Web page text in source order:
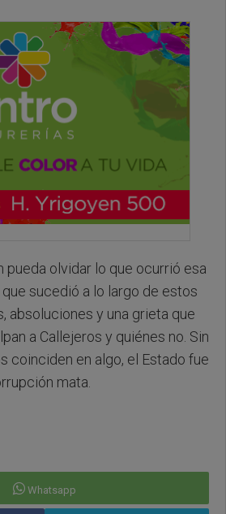
pueda olvidar lo que ocurrió esa
sucedió a lo largo de estos
absoluciones y una grieta que
a Callejeros y quiénes no. Sin
coinciden en algo, el Estado fue
mata.
Whatsapp